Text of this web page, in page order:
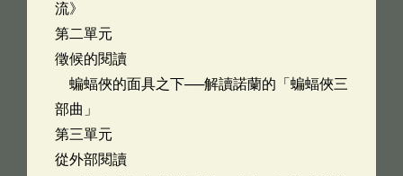
流》
第二單元
徵候的閱讀
蝙蝠俠的面具之下──解讀諾蘭的「蝙蝠俠三
部曲」
第三單元
從外部閱讀